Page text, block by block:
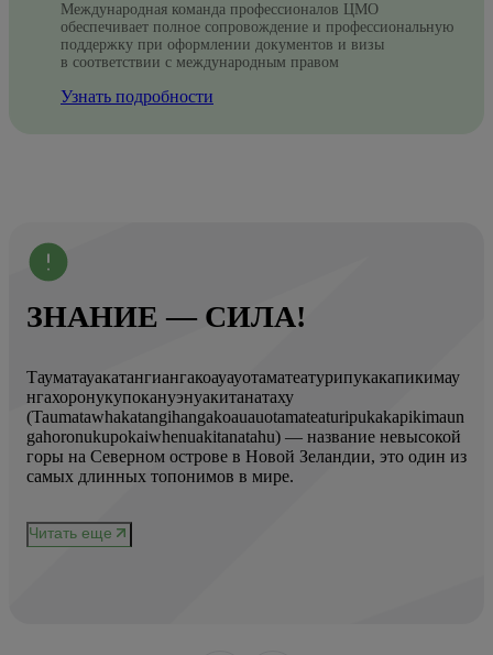
Международная команда профессионалов ЦМО
обеспечивает полное сопровождение и профессиональную
поддержку при оформлении документов и визы
в соответствии с международным правом
Узнать подробности
ЗНАНИЕ — СИЛА!
Тауматауакатангиангакоауауотаматеатурипукакапикимау
нгахоронукупокануэнуакитанатаху
(Taumatawhakatangihangakoauauotamateaturipukakapikimaun
gahoronukupokaiwhenuakitanatahu) — название невысокой
горы на Северном острове в Новой Зеландии, это один из
самых длинных топонимов в мире.
Читать еще